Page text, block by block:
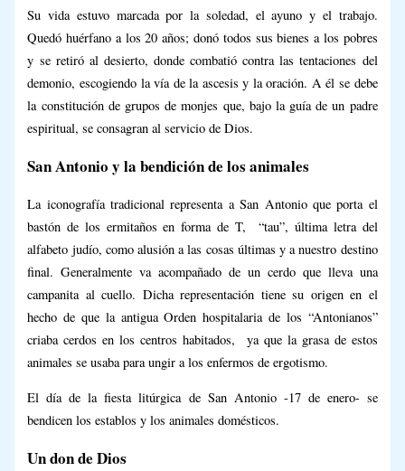
Su vida estuvo marcada por la soledad, el ayuno y el trabajo.
Quedó huérfano a los 20 años; donó todos sus bienes a los pobres
y se retiró al desierto, donde combatió contra las tentaciones del
demonio, escogiendo la vía de la ascesis y la oración. A él se debe
la constitución de grupos de monjes que, bajo la guía de un padre
espiritual, se consagran al servicio de Dios.
San Antonio y la bendición de los animales
La iconografía tradicional representa a San Antonio que porta el
bastón de los ermitaños en forma de T, “tau”, última letra del
alfabeto judío, como alusión a las cosas últimas y a nuestro destino
final. Generalmente va acompañado de un cerdo que lleva una
campanita al cuello. Dicha representación tiene su origen en el
hecho de que la antigua Orden hospitalaria de los “Antonianos”
criaba cerdos en los centros habitados, ya que la grasa de estos
animales se usaba para ungir a los enfermos de ergotismo.
El día de la fiesta litúrgica de San Antonio -17 de enero- se
bendicen los establos y los animales domésticos.
Un don de Dios